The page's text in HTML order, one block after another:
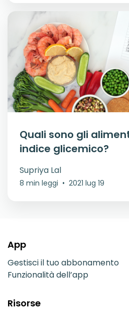
Quali sono gli
indice glicemico?
Supriya Lal
8 min leggi • 2021 lug 19
App
Gestisci il tuo abbonamento
Funzionalità dell’app
Risorse